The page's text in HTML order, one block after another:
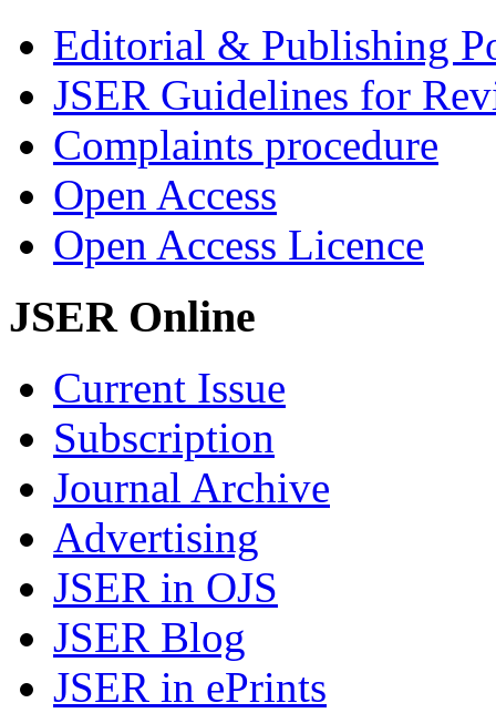
Editorial & Publishing
JSER Guidelines for
Complaints procedure
Open Access
Open Access Licence
JSER Online
Current Issue
Subscription
Journal Archive
Advertising
JSER in OJS
JSER Blog
JSER in ePrints